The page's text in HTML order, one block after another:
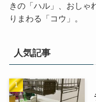
きの「ハル」、おしゃ
りまわる「コウ」。
人気記事